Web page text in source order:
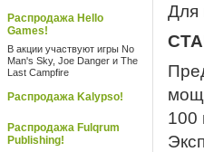
Распродажа Hello
Games!
В акции участвуют игры No
Man's Sky, Joe Danger и The
Last Campfire
Распродажа Kalypso!
Распродажа Fulqrum
Publishing!
Для
100